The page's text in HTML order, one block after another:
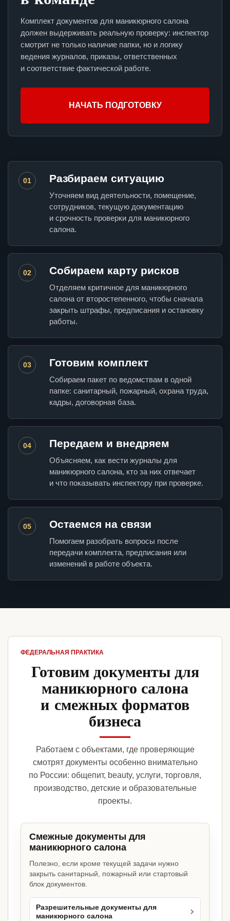
Комплект документов для маникюрного салона
должен выдерживать реальную проверку: инспектор
смотрит не только наличие папки, но и логику
ведения журналов, приказы, ответственных
и соответствие фактической работе.
НАЧАТЬ ПОДГОТОВКУ
01 Разбираем ситуацию
Уточняем вид деятельности, помещение,
сотрудников, текущую документацию
и срочность проверки для маникюрного
салона.
02 Собираем карту рисков
Отделяем критичное для маникюрного
салона от второстепенного, чтобы сначала
закрыть штрафы, предписания и остановку
работы.
03 Готовим комплект
Собираем пакет по ведомствам в одной
папке: санитарный, пожарный, охрана труда,
кадры, договорная база.
04 Передаем и внедряем
Объясняем, как вести журналы для
маникюрного салона, кто за них отвечает
и что показывать инспектору при проверке.
05 Остаемся на связи
Помогаем разобрать вопросы после
передачи комплекта, предписания или
изменений в работе объекта.
ФЕДЕРАЛЬНАЯ ПРАКТИКА
Готовим документы для
маникюрного салона
и смежных форматов
бизнеса
Работаем с объектами, где проверяющие
смотрят документы особенно внимательно
по России: общепит, beauty, услуги, торговля,
производство, детские и образовательные
проекты.
Смежные документы для
маникюрного салона
Полезно, если кроме текущей задачи нужно
закрыть санитарный, пожарный или стартовый
блок документов.
Разрешительные документы для
маникюрного салона